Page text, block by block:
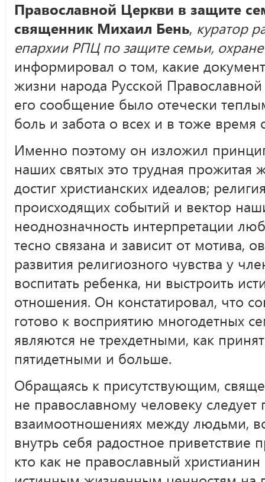
Православной Церкви в защите
священник Михаил Бень, куратор
епархии РПЦ по защите семьи, охране
информировал о том, какие
жизни народа Русской
его сообщение было отечески
боль и забота о всех и в тоже
Именно поэтому он изложил
наших святых это трудная прожитая
достиг христианских идеалов;
происходящих событий и вектор
неоднозначность интерпретации
тесно связана и зависит от мотива,
развития религиозного чувства у
воспитать ребенка, ни выстроить
отношения. Он констатировал, что
готово к восприятию многодетных
являются не трехдетными, как
пятидетными и больше.
Обращаясь к присутствующим,
не православному человеку следует
взаимоотношениях между людьми,
внутрь себя радостное приветствие
кто как не православный